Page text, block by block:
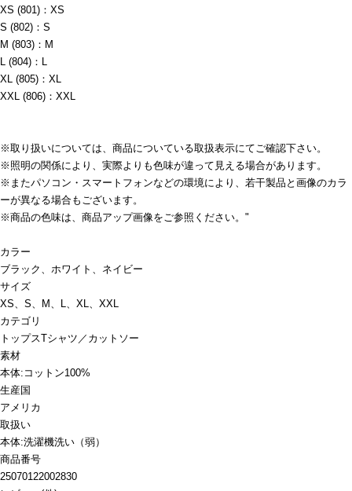
XS (801)：XS
S (802)：S
M (803)：M
L (804)：L
XL (805)：XL
XXL (806)：XXL
※取り扱いについては、商品についている取扱表示にてご確認下さい。
※照明の関係により、実際よりも色味が違って見える場合があります。
※またパソコン・スマートフォンなどの環境により、若干製品と画像のカラ
ーが異なる場合もございます。
※商品の色味は、商品アップ画像をご参照ください。"
カラー
ブラック、ホワイト、ネイビー
サイズ
XS、S、M、L、XL、XXL
カテゴリ
トップスTシャツ／カットソー
素材
本体:コットン100%
生産国
アメリカ
取扱い
本体:洗濯機洗い（弱）
商品番号
25070122002830